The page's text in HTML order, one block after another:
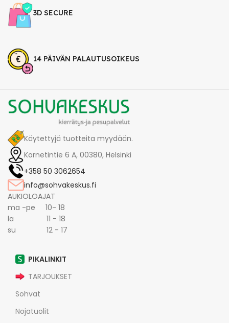
3D SECURE
14 PÄIVÄN PALAUTUSOIKEUS
Käytettyjä tuotteita myydään.
Kornetintie 6 A, 00380, Helsinki
+358 50 3062654
info@sohvakeskus.fi
AUKIOLOAJAT
ma -pe 10- 18
la 11 - 18
su 12 - 17
PIKALINKIT
TARJOUKSET
Sohvat
Nojatuolit